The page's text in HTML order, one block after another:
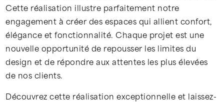
Cette réalisation illustre parfaitement notre
engagement à créer des espaces qui allient confort,
élégance et fonctionnalité. Chaque projet est une
nouvelle opportunité de repousser les limites du
design et de répondre aux attentes les plus élevées
de nos clients.
Découvrez cette réalisation exceptionnelle et laissez-